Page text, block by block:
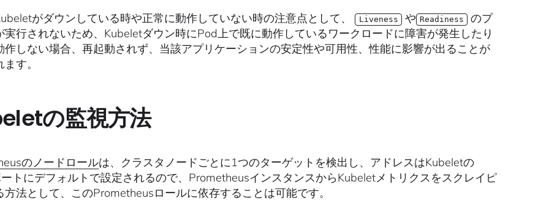
がダウンしている時や正常に動作していない時の注意点として、 Liveness や Readiness
のプ
実行されないため、Kubeletダウン時にPod上で既に動作しているワークロードに障害が発生したり
作しない場合、再起動されず、当該アプリケーションの安定性や可用性、性能に影響が出ることが
す。
の監視方法
のノードロールは、クラスタノードごとに1つのターゲットを検出し、アドレスはKubeletの
トにデフォルトで設定されるので、PrometheusインスタンスからKubeletメトリクスをスクレイピ
方法として、このPrometheusロールに依存することは可能です。